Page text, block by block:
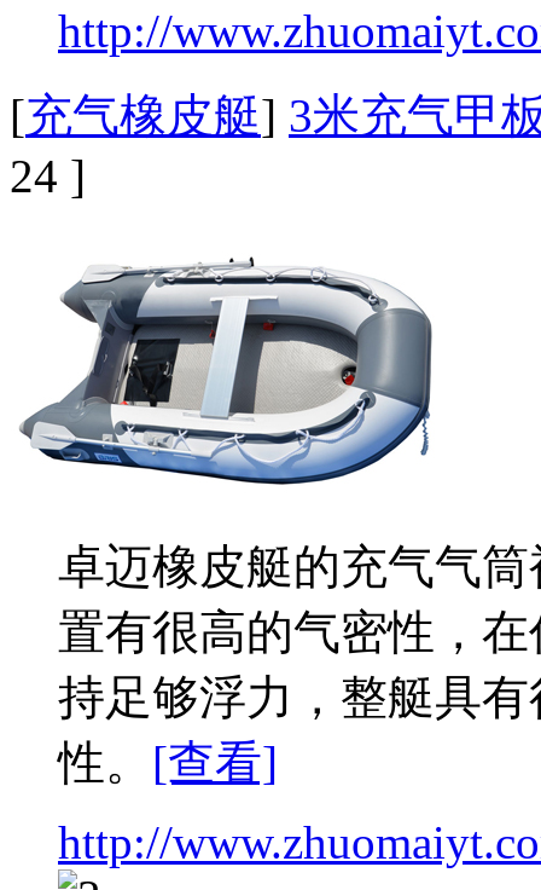
http://
[充气橡皮艇] 3米充气甲
24 ]
卓迈橡皮艇的充气气
置有很高的气密性，
持足够浮力，整艇具
性。 [查看]
http://